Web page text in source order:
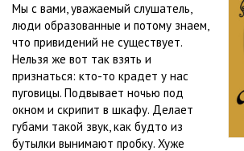
Мы с вами, уважаемый слушатель,
люди образованные и потому знаем,
что привидений не существует.
Нельзя же вот так взять и
признаться: кто-то крадет у нас
пуговицы. Подвывает ночью под
окном и скрипит в шкафу. Делает
губами такой звук, как будто из
бутылки вынимают пробку. Хуже